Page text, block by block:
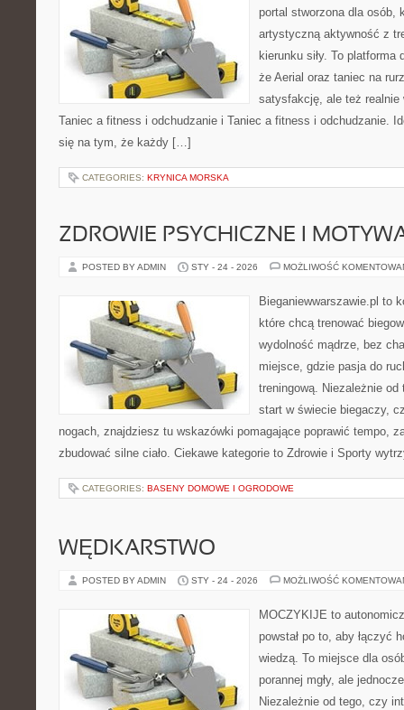
portal stworzona dla osób,
artystyczną aktywność z
kierunku siły. To
że Aerial oraz taniec na
satysfakcję, ale też realnie
Taniec a fitness i odchudzanie i Taniec a fitness i odchudzanie.
się na tym, że każdy […]
CATEGORIES: KRYNICA MORSKA
ZDROWIE PSYCHICZNE I
POSTED BY ADMIN STY - 24 - 2026 MOŻLIWOŚĆ
Bieganiewwarszawie.pl to
które chcą trenować
wydolność mądrze, bez
miejsce, gdzie pasja do
treningową. Niezależnie
start w świecie biegaczy,
nogach, znajdziesz tu wskazówki pomagające poprawić tempo,
zbudować silne ciało. Ciekawe kategorie to Zdrowie i Sporty
CATEGORIES: BASENY DOMOWE I OGRODOWE
WĘDKARSTWO
POSTED BY ADMIN STY - 24 - 2026 MOŻLIWOŚĆ
MOCZYKIJE to
powstał po to, aby łączyć
wiedzą. To miejsce dla
porannej mgły, ale
Niezależnie od tego, czy